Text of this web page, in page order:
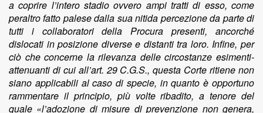
a coprire l’intero stadio ovvero ampi tratti di esso, come
peraltro fatto palese dalla sua nitida percezione da parte di
tutti i collaboratori della Procura presenti, ancorché
dislocati in posizione diverse e distanti tra loro. Infine, per
ciò che concerne la rilevanza delle circostanze esimenti-
attenuanti di cui all’art. 29 C.G.S., questa Corte ritiene non
siano applicabili al caso di specie, in quanto è opportuno
rammentare il principio, più volte ribadito, a tenore del
quale «l’adozione di misure di prevenzione non genera,